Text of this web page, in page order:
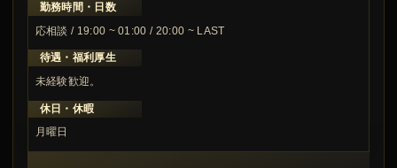
勤務時間・日数
応相談 / 19:00 ~ 01:00 / 20:00 ~ LAST
待遇・福利厚生
未経験歓迎。
休日・休暇
月曜日